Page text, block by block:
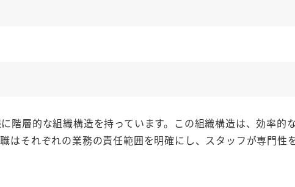
階層的な組織構造を持っています。この組織構造は、効率的
はそれぞれの業務の責任範囲を明確にし、スタッフが専門性